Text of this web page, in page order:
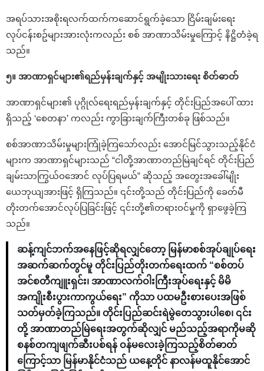
အရပ်သားအစိုးရလက်ထက်ကဆောင်ရွက်ခဲ့သော ငြိမ်းချမ်းရေး
လုပ်ငန်းစဥ်များအားလုံးကလည်း စစ် အာဏာသိမ်းမှုကြောင့် နိဋ္ဌိတံခဲ့ရ
သည်။
၅။ အာဏာရှင်များ၏ရည်မှန်းချက်နှင့် အမျိုးသားရေး စိတ်ဓာတ်
အာဏာရှင်များ၏ ပုဂ္ဂိုလ်ရေးရည်မှန်းချက်နှင့် တိုင်းပြည်အပေါ် ထား
ရှိသည့် ‘စေတနာ’ ကလည်း ကွာခြားချက်ကြီးတစ်ခု ဖြစ်သည်။
စစ်အာဏာသိမ်းမှုများကြုံခဲ့ကြသော်လည်း အောင်မြင်သွားသည့်နိုင်ငံ
များက အာဏာရှင်များသည် “ငါတို့အာဏာတည်မြဲချင်ရင် တိုင်းပြည်
ချမ်းသာကြွယ်ဝအောင် လုပ်ပြရမယ်” ဆိုသည့် အတွေးအခေါ်မျိုး
ယေဘုယျအားဖြင့် ရှိကြသည်။ ၎င်းတို့သည် တိုင်းပြည်ကို ခေတ်မီ
တိုးတက်အောင်လုပ်ပြခြင်းဖြင့် ၎င်းတို့၏တရားဝင်မှုကို ရှာဖွေခဲ့ကြ
သည်။
ဆန့်ကျင်ဘက်အနေဖြင့်ဆိုရလျှင်တော့ မြန်မာစစ်အုပ်ချုပ်ရေး
အဆက်ဆက်တွင်မူ တိုင်းပြည်တိုးတက်ရေးထက် “စစ်တပ်
အင်စတီကျူးရှင်း၊ အာဏာလက်ဝါးကြီးအုပ်ရေးနှင့် မိမိ
အကျိုးစီးပွားကာကွယ်ရေး” ကိုသာ ပထမဦးစားပေးအဖြစ်
သတ်မှတ်ခဲ့ကြသည်။ တိုင်းပြည်ဆင်းရဲမွဲတေသွားပါစေ၊ ၎င်း
တို့ အာဏာတည်မြဲရေးအတွက်ဆိုလျှင် မည်သည့်အရာကိုမဆို
စနစ်တကျဖျက်ဆီးပစ်ရန် ဝန်မလေးခဲ့ကြသည့်စိတ်ဓာတ်
ကြောင့်သာ မြန်မာနိုင်ငံသည် ယနေ့တိုင် နာလန်မထူနိုင်အောင်